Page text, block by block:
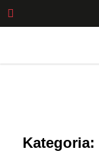
Kategoria: